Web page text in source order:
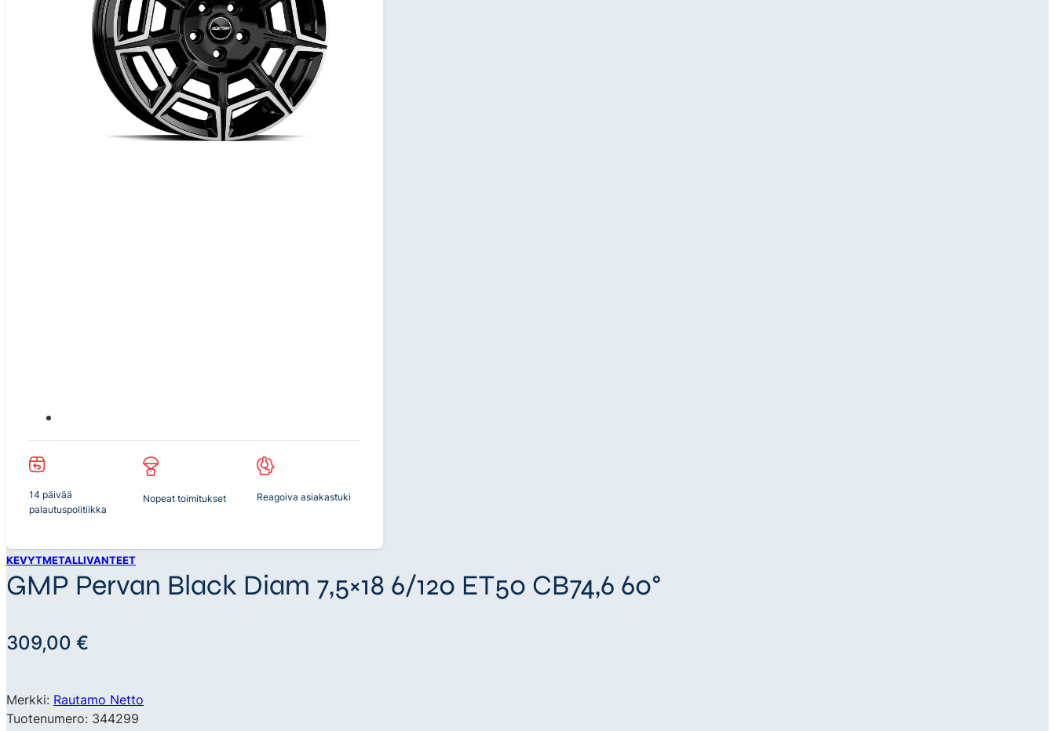
14 päivää
palautuspolitiikka
Nopeat toimitukset Reagoiva asiakastuki
KEVYTMETALLIVANTEET
GMP Pervan Black Diam 7,5×18 6/120 ET50 CB74,6 60°
309,00 €
Merkki: Rautamo Netto
Tuotenumero: 344299